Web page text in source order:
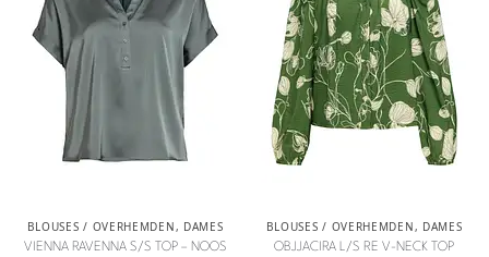
BLOUSES / OVERHEMDEN, DAMES
VIENNA RAVENNA S/S TOP – NOOS
BLOUSES / OVERHEMDEN, DAMES
OBJJACIRA L/S RE V-NECK TOP